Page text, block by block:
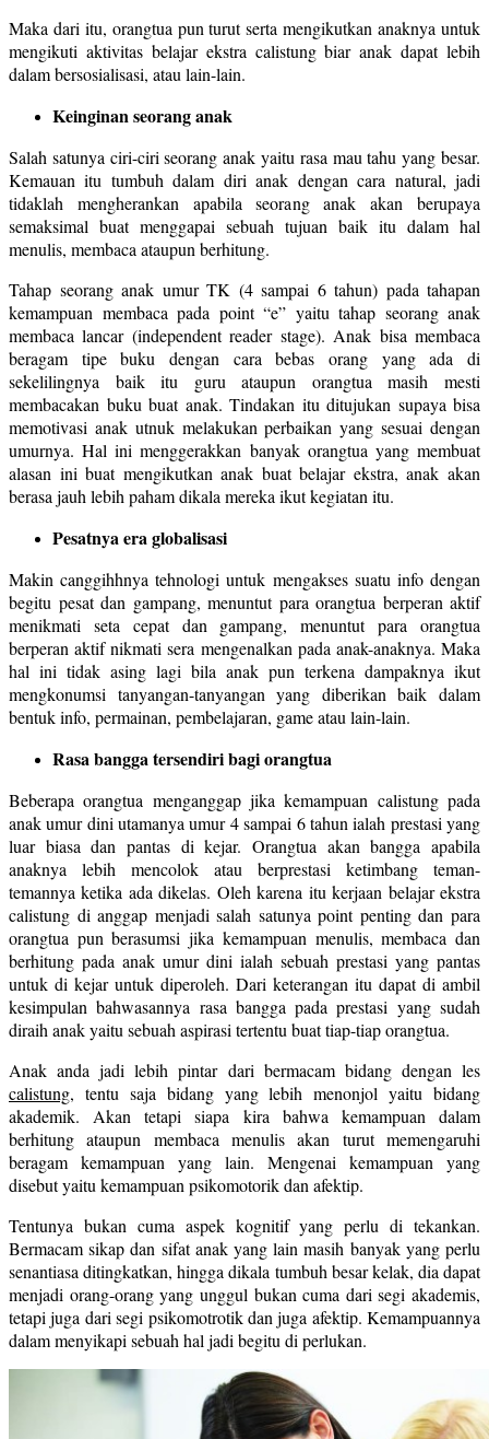
Maka dari itu, orangtua pun turut serta mengikutkan anaknya untuk
mengikuti aktivitas belajar ekstra calistung biar anak dapat lebih
dalam bersosialisasi, atau lain-lain.
Keinginan seorang anak
Salah satunya ciri-ciri seorang anak yaitu rasa mau tahu yang besar.
Kemauan itu tumbuh dalam diri anak dengan cara natural, jadi
tidaklah mengherankan apabila seorang anak akan berupaya
semaksimal buat menggapai sebuah tujuan baik itu dalam hal
menulis, membaca ataupun berhitung.
Tahap seorang anak umur TK (4 sampai 6 tahun) pada tahapan
kemampuan membaca pada point “e” yaitu tahap seorang anak
membaca lancar (independent reader stage). Anak bisa membaca
beragam tipe buku dengan cara bebas orang yang ada di
sekelilingnya baik itu guru ataupun orangtua masih mesti
membacakan buku buat anak. Tindakan itu ditujukan supaya bisa
memotivasi anak utnuk melakukan perbaikan yang sesuai dengan
umurnya. Hal ini menggerakkan banyak orangtua yang membuat
alasan ini buat mengikutkan anak buat belajar ekstra, anak akan
berasa jauh lebih paham dikala mereka ikut kegiatan itu.
Pesatnya era globalisasi
Makin canggihhnya tehnologi untuk mengakses suatu info dengan
begitu pesat dan gampang, menuntut para orangtua berperan aktif
menikmati seta cepat dan gampang, menuntut para orangtua
berperan aktif nikmati sera mengenalkan pada anak-anaknya. Maka
hal ini tidak asing lagi bila anak pun terkena dampaknya ikut
mengkonumsi tanyangan-tanyangan yang diberikan baik dalam
bentuk info, permainan, pembelajaran, game atau lain-lain.
Rasa bangga tersendiri bagi orangtua
Beberapa orangtua menganggap jika kemampuan calistung pada
anak umur dini utamanya umur 4 sampai 6 tahun ialah prestasi yang
luar biasa dan pantas di kejar. Orangtua akan bangga apabila
anaknya lebih mencolok atau berprestasi ketimbang teman-
temannya ketika ada dikelas. Oleh karena itu kerjaan belajar ekstra
calistung di anggap menjadi salah satunya point penting dan para
orangtua pun berasumsi jika kemampuan menulis, membaca dan
berhitung pada anak umur dini ialah sebuah prestasi yang pantas
untuk di kejar untuk diperoleh. Dari keterangan itu dapat di ambil
kesimpulan bahwasannya rasa bangga pada prestasi yang sudah
diraih anak yaitu sebuah aspirasi tertentu buat tiap-tiap orangtua.
Anak anda jadi lebih pintar dari bermacam bidang dengan les
calistung, tentu saja bidang yang lebih menonjol yaitu bidang
akademik. Akan tetapi siapa kira bahwa kemampuan dalam
berhitung ataupun membaca menulis akan turut memengaruhi
beragam kemampuan yang lain. Mengenai kemampuan yang
disebut yaitu kemampuan psikomotorik dan afektip.
Tentunya bukan cuma aspek kognitif yang perlu di tekankan.
Bermacam sikap dan sifat anak yang lain masih banyak yang perlu
senantiasa ditingkatkan, hingga dikala tumbuh besar kelak, dia dapat
menjadi orang-orang yang unggul bukan cuma dari segi akademis,
tetapi juga dari segi psikomotrotik dan juga afektip. Kemampuannya
dalam menyikapi sebuah hal jadi begitu di perlukan.